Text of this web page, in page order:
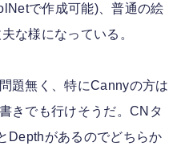
で作成可能)、普通の絵
な様になっている。
題無く、特にCannyの方は
きでも行けそうだ。CNタ
Depthがあるのでどちらか